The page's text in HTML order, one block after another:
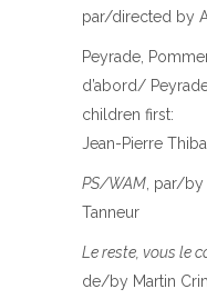
par/directed by
Peyrade,
d’abord/
children first:
Jean-Pierre
PS/WAM , par/
Tanneur
Le reste, vous le
de/by Martin